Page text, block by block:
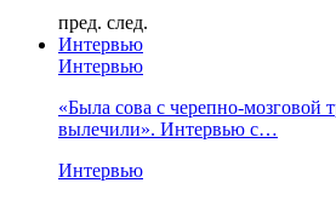
пред. след.
Интервью
Интервью
«Была сова с черепно-мозговой
вылечили». Интервью с…
Интервью